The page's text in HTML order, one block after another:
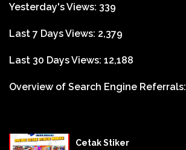
Yesterday's Views: 339
Last 7 Days Views: 2,379
Last 30 Days Views: 12,188
Overview of Search Engine Referrals:
Cetak Stiker